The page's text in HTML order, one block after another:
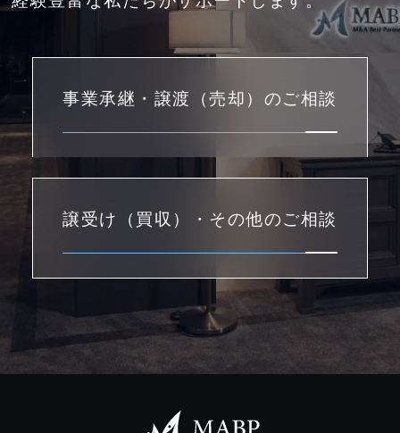
事業承継・譲渡（売却）のご相談
譲受け（買収）・その他のご相談